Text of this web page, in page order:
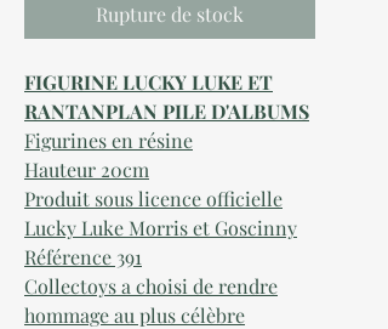
Rupture de stock
FIGURINE LUCKY LUKE ET
RANTANPLAN PILE D'ALBUMS
Figurines en résine
Hauteur 20cm
Produit sous licence officielle
Lucky Luke Morriset Goscinny
Référence 391
Collectoys a choisi de rendre
hommage au plus célèbre